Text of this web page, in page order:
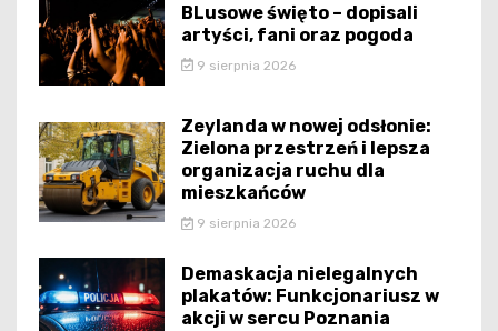
BLusowe święto – dopisali
artyści, fani oraz pogoda
9 sierpnia 2026
Zeylanda w nowej odsłonie:
Zielona przestrzeń i lepsza
organizacja ruchu dla
mieszkańców
9 sierpnia 2026
Demaskacja nielegalnych
plakatów: Funkcjonariusz w
akcji w sercu Poznania